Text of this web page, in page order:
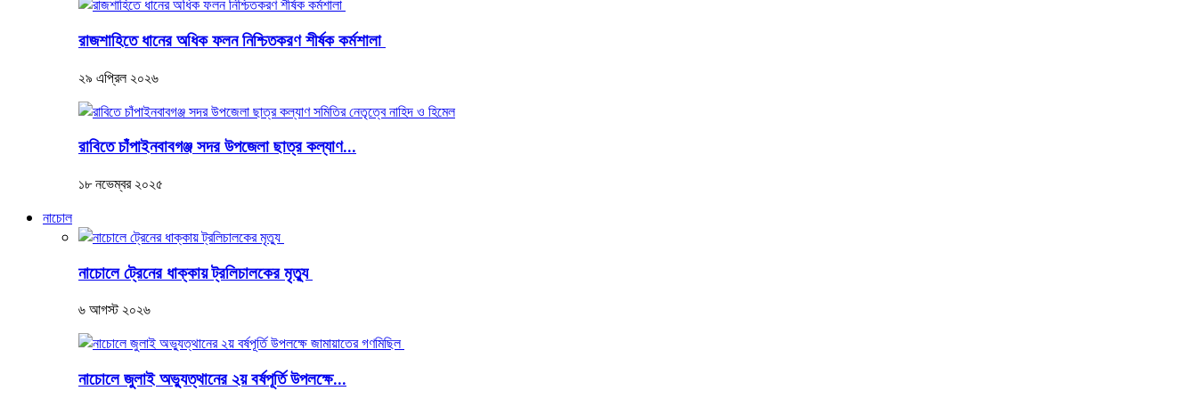
রাজশাহিতে ধানের অধিক ফলন নিশ্চিতকরণ শীর্ষক কর্মশালা
২৯ এপ্রিল ২০২৬
রাবিতে চাঁপাইনবাবগঞ্জ সদর উপজেলা ছাত্র কল্যাণ...
১৮ নভেম্বর ২০২৫
নাচোল
নাচোলে ট্রেনের ধাক্কায় ট্রলিচালকের মৃত্যু
৬ আগস্ট ২০২৬
নাচোলে জুলাই অভ্যুত্থানের ২য় বর্ষপূর্তি উপলক্ষে...